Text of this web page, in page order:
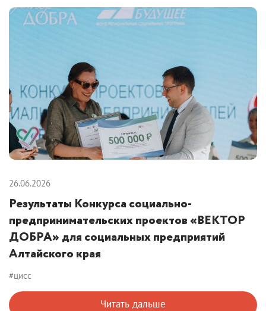
26.06.2026
Результаты Конкурса социально-
предпринимательских проектов «ВЕКТОР
ДОБРА» для социальных предприятий
Алтайского края
#цисс
Читать дальше